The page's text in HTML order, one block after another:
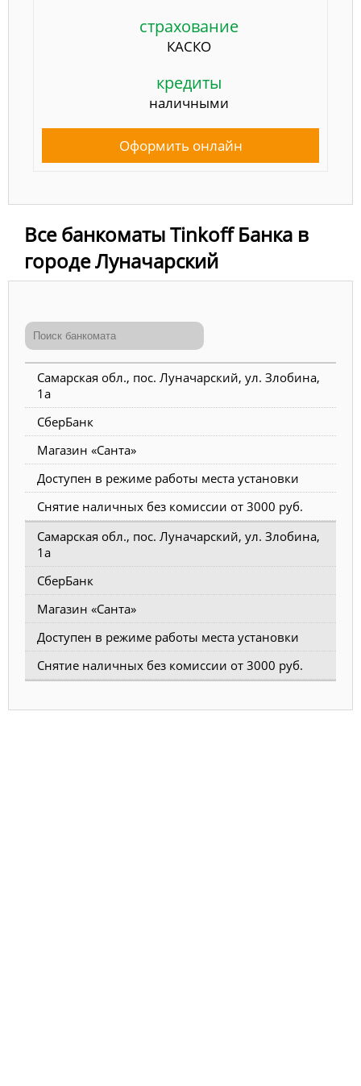
страхование
КАСКО
кредиты
наличными
Оформить онлайн
Все банкоматы Tinkoff Банка в
городе Луначарский
Самарская обл., пос. Луначарский, ул. Злобина,
1а
СберБанк
Магазин «Санта»
Доступен в режиме работы места установки
Снятие наличных без комиссии от 3000 руб.
Самарская обл., пос. Луначарский, ул. Злобина,
1а
СберБанк
Магазин «Санта»
Доступен в режиме работы места установки
Снятие наличных без комиссии от 3000 руб.